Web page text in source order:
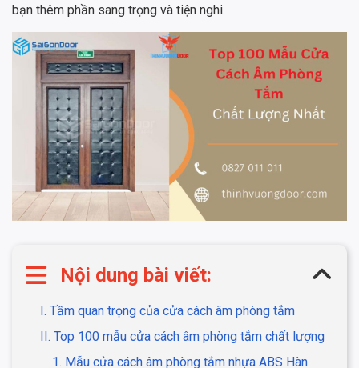
bạn thêm phần sang trọng và tiện nghi.
Nội dung bài viết:
I. Tầm quan trọng của cửa cách âm phòng tắm
II. Top 100 mẫu cửa cách âm phòng tắm chất lượng
1. Mẫu cửa cách âm phòng tắm nhựa ABS Hàn